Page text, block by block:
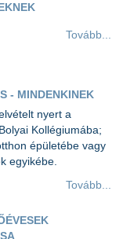
Tovább...
- MINDENKINEK
nyert a
Kollégiumába;
épületébe vagy
egyikébe.
Tovább...